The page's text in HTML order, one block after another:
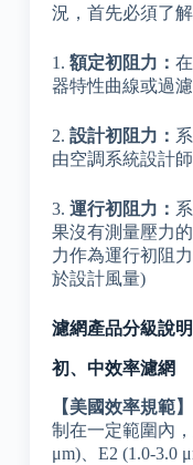
況，首先必須了
1. 額定初阻力：
器特性曲線或過
2. 設計初阻力：
由空調系統設計師
3. 運行初阻力：
果沒有測量壓力
力作為運行初阻
於設計風量)
濾網產品分級說明
初、中效率濾網
【美國效率規範】
制在一定範圍內
μm)、E2 (1.0-3.0